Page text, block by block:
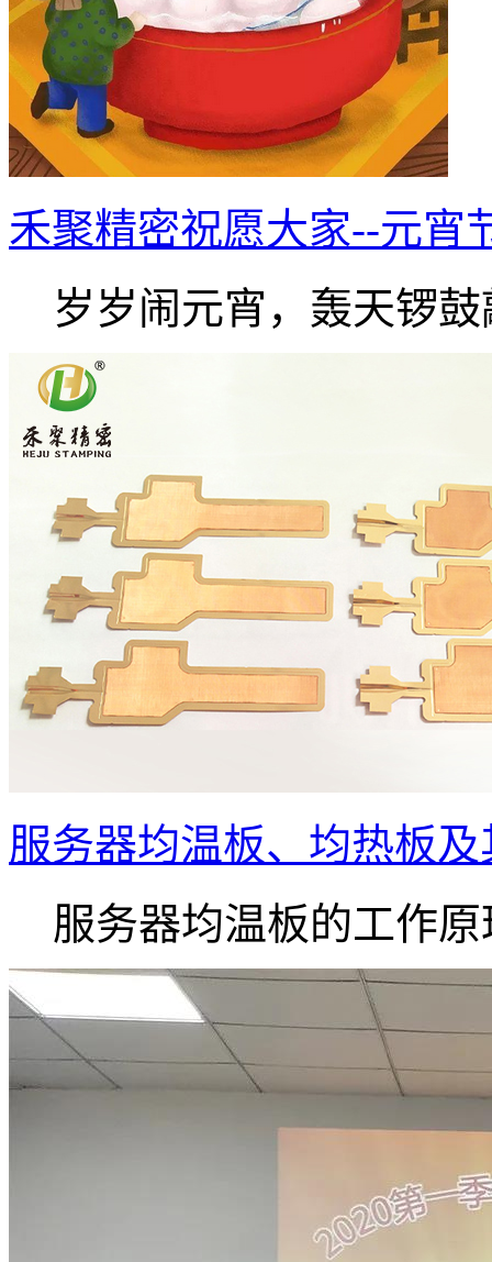
禾聚精密祝愿大家--元宵
岁岁闹元宵，轰天锣鼓
服务器均温板、均热板
服务器均温板的工作原